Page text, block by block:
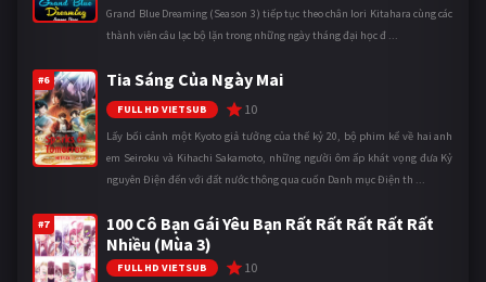
Grand Blue Dreaming (Season 3) tiếp tục theo chân Iori Kitahara cùng các
thành viên câu lạc bộ lặn trong những ngày tháng đại học đ ...
#6 Tia Sáng Của Ngày Mai
FULL HD VIETSUB 10
Lấy bối cảnh một Kyoto giả tưởng của thế kỷ 20, bộ phim kể về hai anh
em Seiroku và Kihachi Sakamoto, những người ôm ấp khát vọng đưa Kỷ
nguyên Điện đến với đất nước thông qua cuốn Danh mục Điện th ...
#7
100 Cô Bạn Gái Yêu Bạn Rất Rất Rất Rất Rất
Nhiều (Mùa 3)
FULL HD VIETSUB 10